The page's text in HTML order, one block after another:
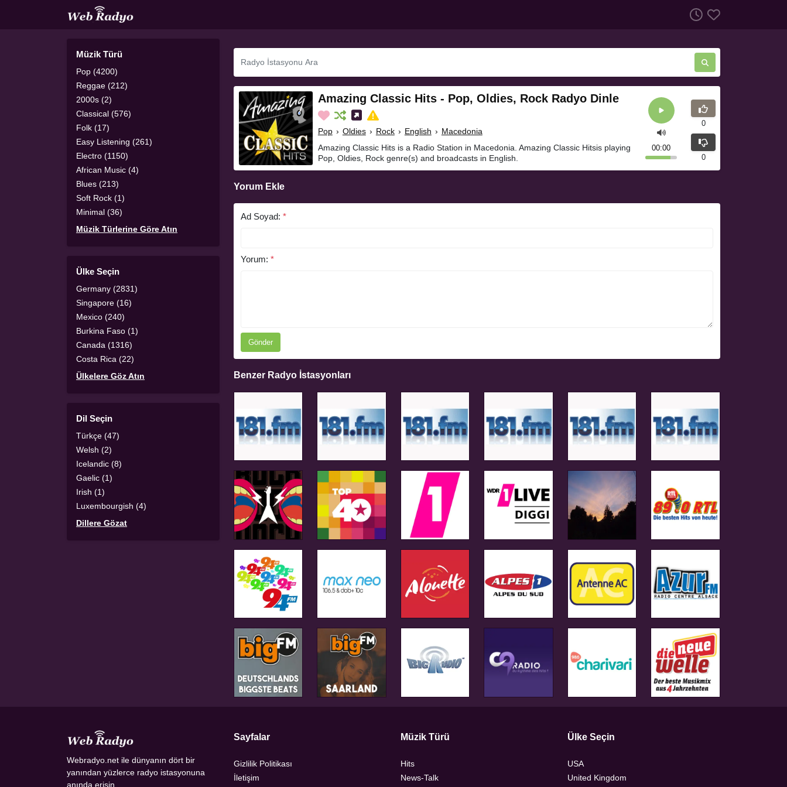
Müzik Türü
Pop (4200)
Reggae (212)
2000s (2)
Classical (576)
Folk (17)
Easy Listening (261)
Electro (1150)
African Music (4)
Blues (213)
Soft Rock (1)
Minimal (36)
Müzik Türlerine Göre Atın
Ülke Seçin
Germany (2831)
Singapore (16)
Mexico (240)
Burkina Faso (1)
Canada (1316)
Costa Rica (22)
Ülkelere Göz Atın
Dil Seçin
Türkçe (47)
Welsh (2)
Icelandic (8)
Gaelic (1)
Irish (1)
Luxembourgish (4)
Dillere Gözat
Amazing Classic Hits - Pop, Oldies, Rock Radyo Dinle
Pop › Oldies › Rock › English › Macedonia
Amazing Classic Hits is a Radio Station in Macedonia. Amazing Classic Hitsis playing
Pop, Oldies, Rock genre(s) and broadcasts in English.
00:00
0
0
Yorum Ekle
Ad Soyad: *
Yorum: *
Gönder
Benzer Radyo İstasyonları
Webradyo.net ile dünyanın dört bir
yanından yüzlerce radyo istasyonuna
anında erişin.
Sayfalar
Gizlilik Politikası
İletişim
Müzik Türü
Hits
News-Talk
Ülke Seçin
USA
United Kingdom